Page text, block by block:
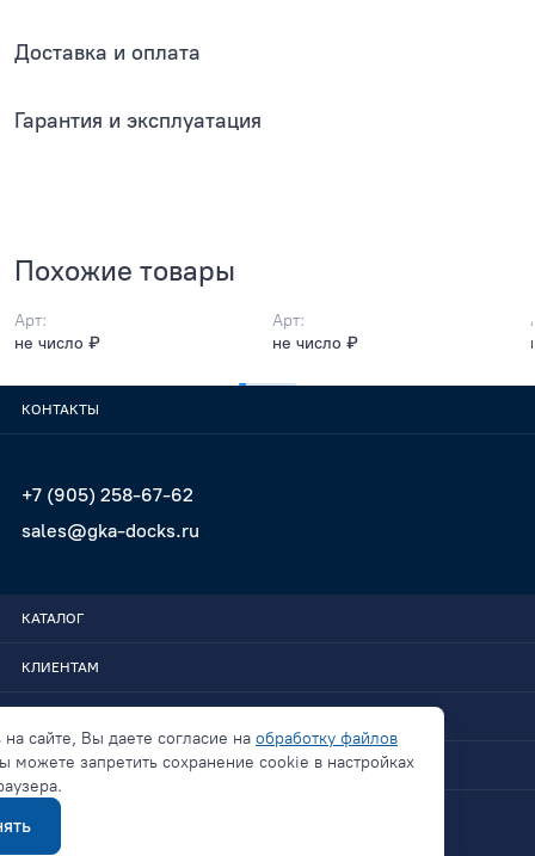
Доставка и оплата
Гарантия и эксплуатация
Похожие товары
Арт:
не число ₽
Арт:
не число ₽
КОНТАКТЫ
+7 (905) 258-67-62
sales@gka-docks.ru
КАТАЛОГ
КЛИЕНТАМ
СВЯЗАТЬСЯ
Политика конфиденциальности
на сайте, Вы даете согласие на обработку файлов
можете запретить сохранение cookie в настройках